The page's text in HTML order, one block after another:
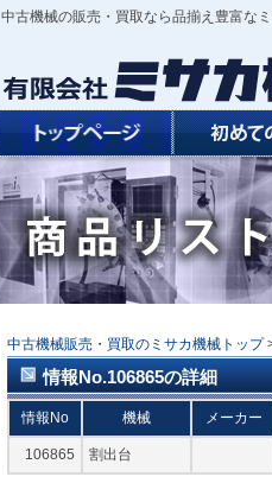
中古機械の販売・買取なら品揃え豊富な
中古機械販売・買取のミサカ機械トップ
情報No.106865の詳細
情報No 機械 メーカー
106865 割出台